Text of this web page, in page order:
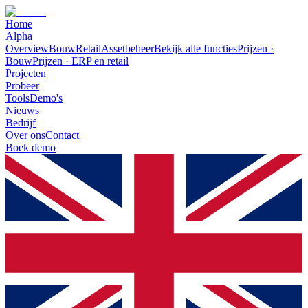
Home
Alpha
OverviewBouwRetailAssetbeheerBekijk alle functiesPrijzen ·
BouwPrijzen · ERP en retail
Projecten
Probeer
ToolsDemo's
Nieuws
Bedrijf
Over onsContact
Boek demo